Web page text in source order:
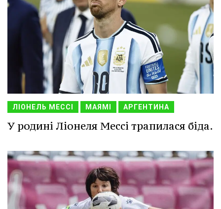
ЛІОНЕЛЬ МЕССІ МАЯМІ АРГЕНТИНА
У родині Ліонеля Мессі трапилася біда.